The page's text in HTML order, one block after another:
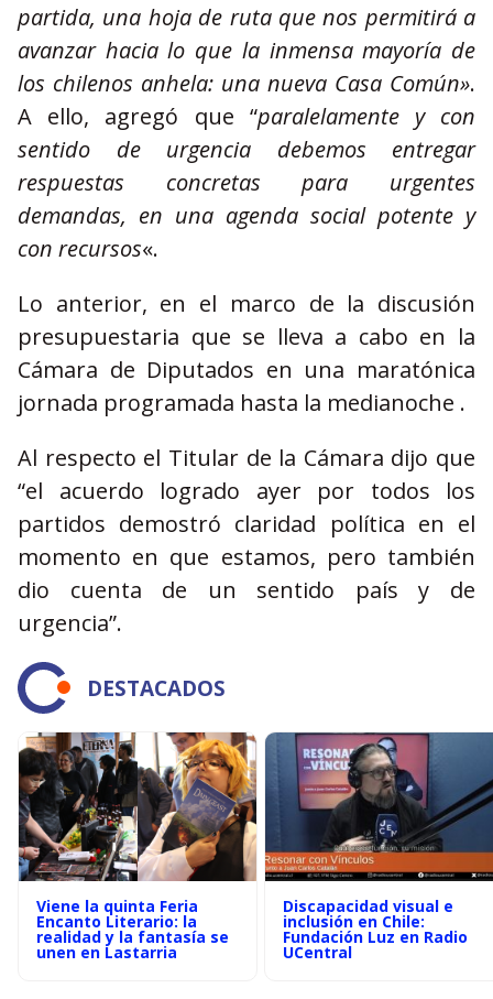
partida, una hoja de ruta que nos permitirá a
avanzar hacia lo que la inmensa mayoría de
los chilenos anhela: una nueva Casa Común».
A ello, agregó que “paralelamente y con
sentido de urgencia debemos entregar
respuestas concretas para urgentes
demandas, en una agenda social potente y
con recursos«.
Lo anterior, en el marco de la discusión
presupuestaria que se lleva a cabo en la
Cámara de Diputados en una maratónica
jornada programada hasta la medianoche .
Al respecto el Titular de la Cámara dijo que
“el acuerdo logrado ayer por todos los
partidos demostró claridad política en el
momento en que estamos, pero también
dio cuenta de un sentido país y de
urgencia”.
DESTACADOS
Viene la quinta Feria
Encanto Literario: la
realidad y la fantasía se
unen en Lastarria
Discapacidad visual e
inclusión en Chile:
Fundación Luz en Radio
UCentral